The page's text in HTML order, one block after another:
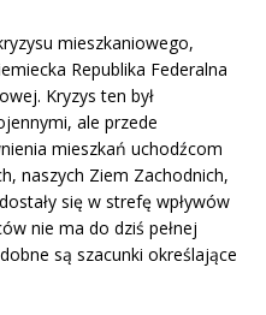
mieszkaniowego,
Republika Federalna
Kryzys ten był
ale przede
mieszkań uchodźcom
naszych Ziem Zachodnich,
się w strefę wpływów
nie ma do dziś pełnej
są szacunki określające